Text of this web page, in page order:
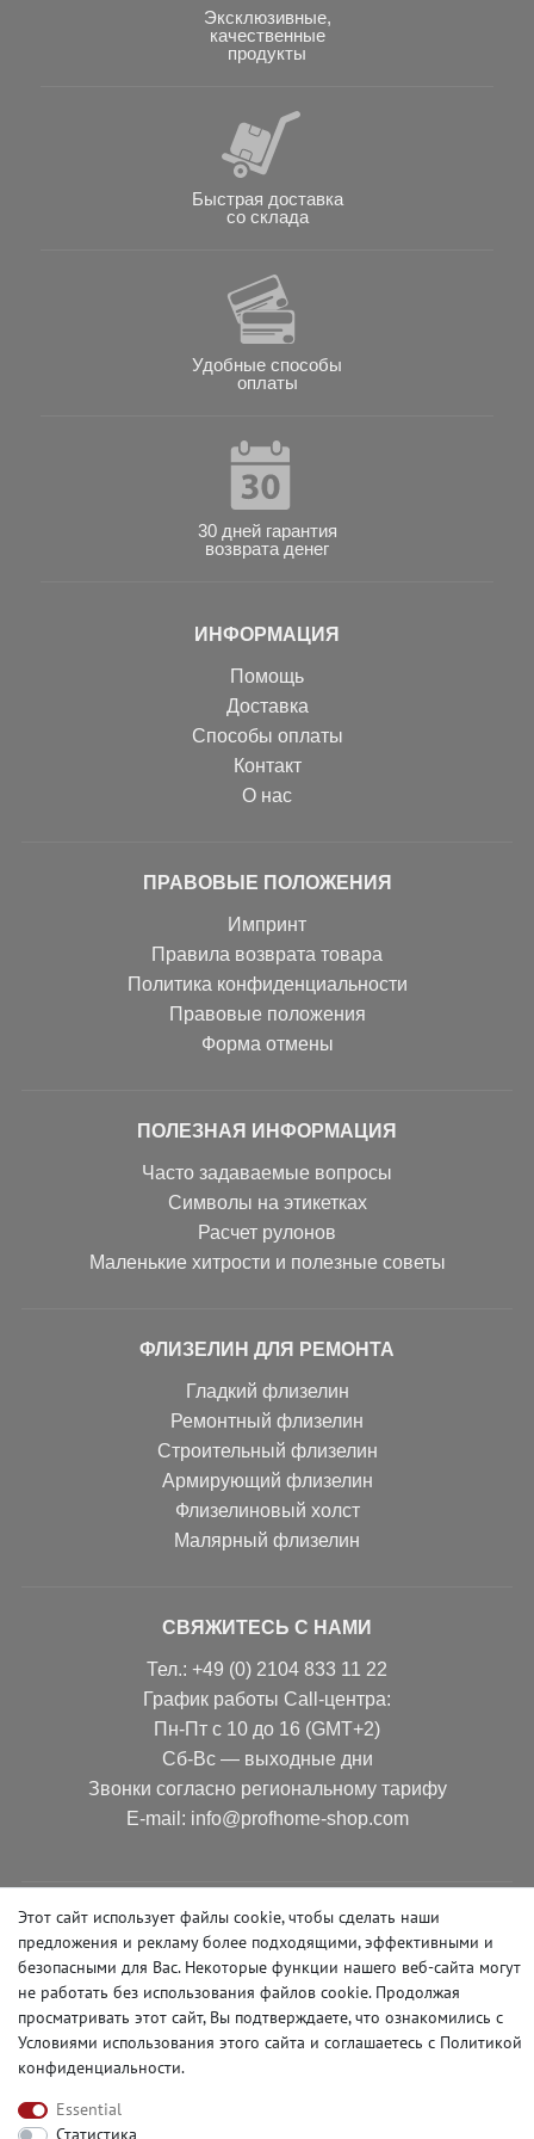
Эксклюзивные,
качественные
продукты
Быстрая доставка
со склада
Удобные способы
оплаты
30 дней гарантия
возврата денег
ИНФОРМАЦИЯ
Помощь
Доставка
Способы оплаты
Контакт
О нас
ПРАВОВЫЕ ПОЛОЖЕНИЯ
Импринт
Правила возврата товара
Политика конфиденциальности
Правовые положения
Форма отмены
ПОЛЕЗНАЯ ИНФОРМАЦИЯ
Часто задаваемые вопросы
Символы на этикетках
Расчет рулонов
Маленькие хитрости и полезные советы
ФЛИЗЕЛИН ДЛЯ РЕМОНТА
Гладкий флизелин
Ремонтный флизелин
Строительный флизелин
Армирующий флизелин
Флизелиновый холст
Малярный флизелин
СВЯЖИТЕСЬ С НАМИ
Тел.: +49 (0) 2104 833 11 22
График работы Call-центра:
Пн-Пт с 10 до 16 (GMT+2)
Сб-Вс — выходные дни
Звонки согласно региональному тарифу
Е-mail: info@profhome-shop.com
СПОСОБЫ ОПЛАТЫ
СЛЕДИТЕ ЗА НАМИ В СОЦСЕТЯХ
Этот сайт использует файлы cookie, чтобы сделать наши
предложения и рекламу более подходящими, эффективными и
безопасными для Вас. Некоторые функции нашего веб-сайта могут
не работать без использования файлов cookie. Продолжая
просматривать этот сайт, Вы подтверждаете, что ознакомились с
Условиями использования этого сайта и соглашаетесь с Политикой
конфиденциальности.
Essential
Статистика